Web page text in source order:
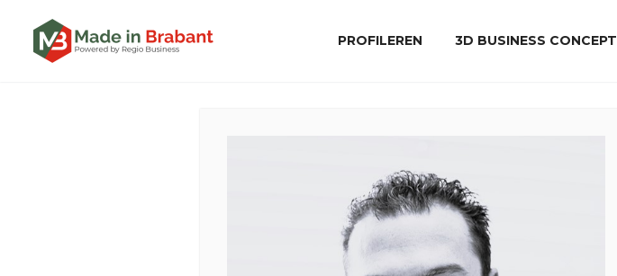
PROFILEREN 3D BUSINESS CONCEPT